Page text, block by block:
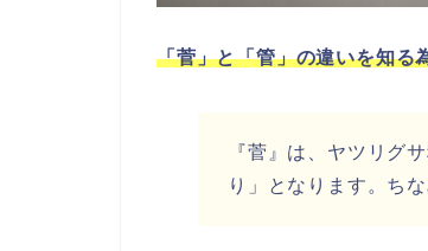
「菅」と「管」の違いを知る
『菅』は、ヤツリグ
り」となります。ち